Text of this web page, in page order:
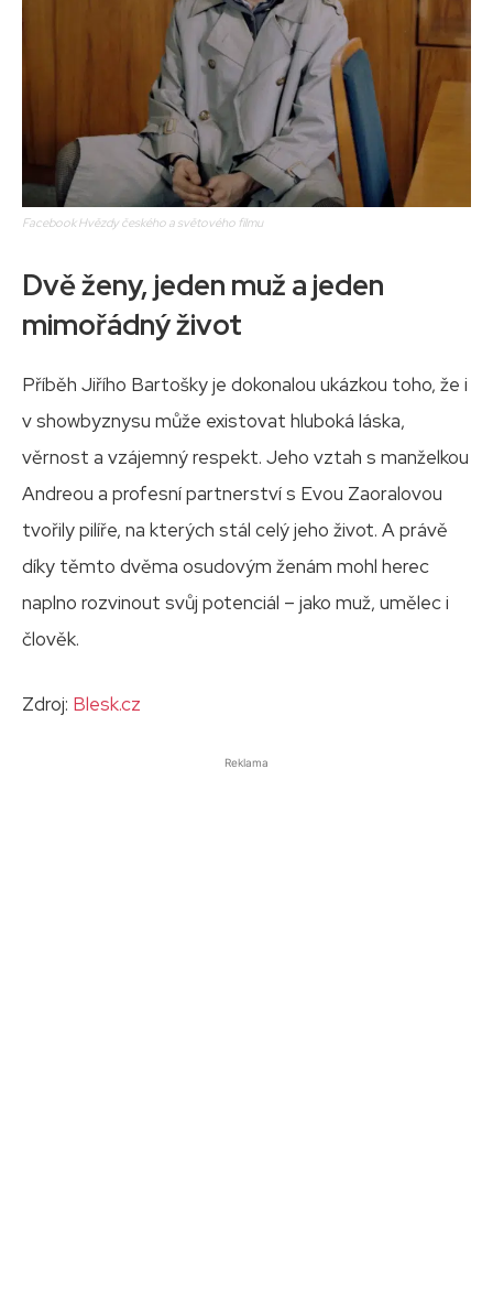
Facebook Hvězdy českého a světového filmu
Dvě ženy, jeden muž a jeden
mimořádný život
Příběh Jiřího Bartošky je dokonalou ukázkou toho, že i
v showbyznysu může existovat hluboká láska,
věrnost a vzájemný respekt. Jeho vztah s manželkou
Andreou a profesní partnerství s Evou Zaoralovou
tvořily pilíře, na kterých stál celý jeho život. A právě
díky těmto dvěma osudovým ženám mohl herec
naplno rozvinout svůj potenciál – jako muž, umělec i
člověk.
Zdroj: Blesk.cz
Reklama